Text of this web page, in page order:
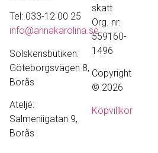
Tel: 033-12 00 25
info@annakarolina.se
Solskensbutiken:
Göteborgsvägen 8,
Borås
Ateljé:
Salmeniigatan 9,
Borås
skatt
Org. nr:
559160-
1496
Copyright
© 2026
Köpvillkor